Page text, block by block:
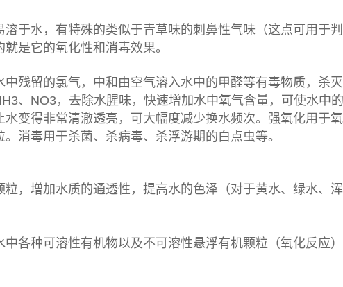
于水，有特殊的类似于青草味的刺鼻性气味（这点可用于
是它的氧化性和消毒效果。
残留的氯气，中和由空气溶入水中的甲醛等有毒物质，杀
、NO3，去除水腥味，快速增加水中氧气含量，可使水中
变得非常清澈透亮，可大幅度减少换水频次。强氧化用于
消毒用于杀菌、杀病毒、杀浮游期的白点虫等。
，增加水质的通透性，提高水的色泽（对于黄水、绿水、
各种可溶性有机物以及不可溶性悬浮有机颗粒（氧化反应